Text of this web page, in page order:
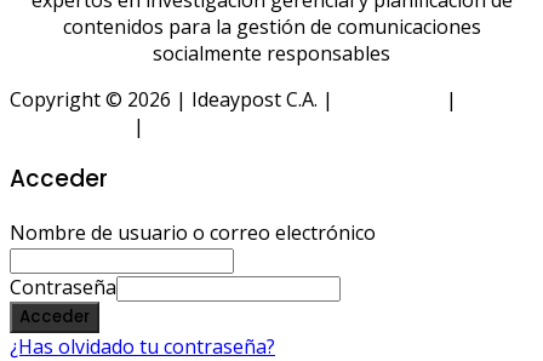
contenidos para la gestión de comunicaciones
socialmente responsables
Copyright © 2026 | Ideaypost C.A. |
|
|
Acceder
Nombre de usuario o correo electrónico
Contraseña
Acceder
¿Has olvidado tu contraseña?